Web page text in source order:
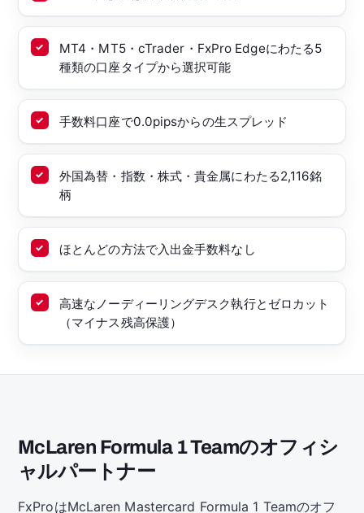
MT4・MT5・cTrader・FxPro Edgeにわたる5
種類の口座タイプから選択可能
手数料口座で0.0pipsからの生スプレッド
外国為替・指数・株式・貴金属にわたる2,116銘
柄
ほとんどの方法で入出金手数料なし
高速なノーディーリングデスク執行とゼロカット
（マイナス残高保護）
McLaren Formula 1 Teamのオフィシ
ャルパートナー
FxProはMcLaren Mastercard Formula 1 Teamのオフ